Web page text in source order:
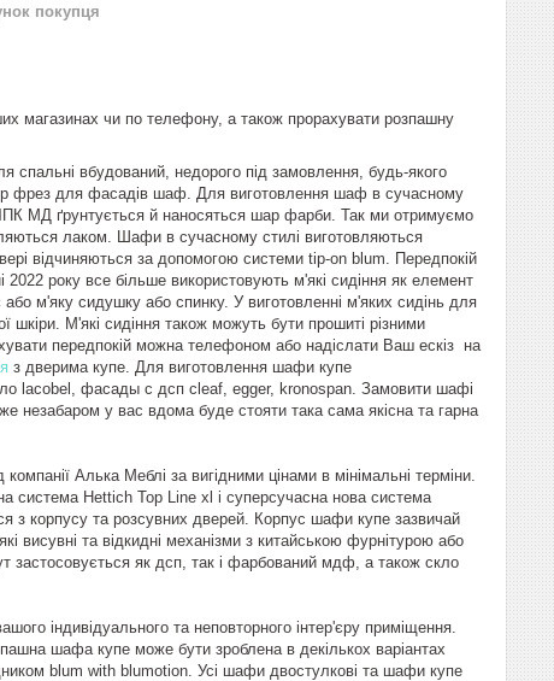
покупця
магазинах чи по телефону, а також прорахувати розпашну
вбудований, недорого під замовлення, будь-якого
фрез для фасадів шаф. Для виготовлення шаф в сучасному
МД ґрунтується й наносяться шар фарби. Так ми отримуємо
лаком. Шафи в сучасному стилі виготовляються
відчиняються за допомогою системи tip-on blum. Передпокій
2022 року все більше використовують м'які сидіння як елемент
м'яку сидушку або спинку. У виготовленні м'яких сидінь для
шкіри. М'які сидіння також можуть бути прошиті різними
передпокій можна телефоном або надіслати Ваш ескіз на
з дверима купе. Для виготовлення шафи купе
lacobel, фасады с дсп cleaf, egger, kronospan. Замовити шафі
незабаром у вас вдома буде стояти така сама якісна та гарна
Алька Меблі за вигідними цінами в мінімальні терміни.
система Hettich Top Line xl і суперсучасна нова система
з корпусу та розсувних дверей. Корпус шафи купе зазвичай
висувні та відкидні механізми з китайською фурнітурою або
застосовується як дсп, так і фарбований мдф, а також скло
індивідуального та неповторного інтер'єру приміщення.
шафа купе може бути зроблена в декількох варіантах
blum with blumotion. Усі шафи двостулкові та шафи купе